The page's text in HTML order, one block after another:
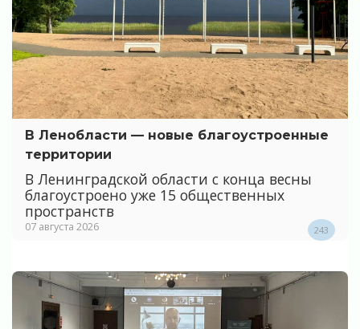
В Ленобласти — новые благоустроенные
территории
В Ленинградской области с конца весны
благоустроено уже 15 общественных
пространств
07 августа 2026 243